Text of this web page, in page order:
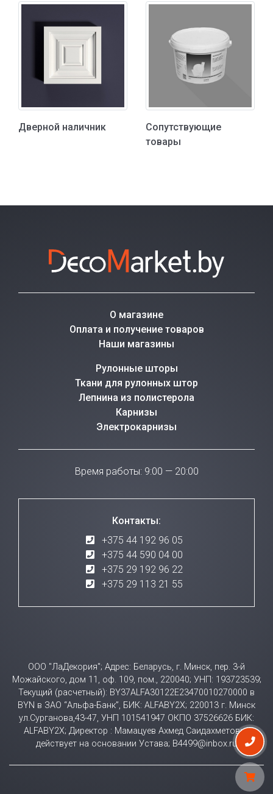
Дверной наличник
Сопутствующие
товары
О магазине
Оплата и получение товаров
Наши магазины
Рулонные шторы
Ткани для рулонных штор
Лепнина из полистерола
Карнизы
Электрокарнизы
Время работы: 9:00 — 20:00
Контакты:
+375 44 192 96 05
+375 44 590 04 00
+375 29 192 96 22
+375 29 113 21 55
ООО "ЛаДекория"; Адрес: Беларусь, г. Минск, пер. 3-й
Можайского, дом 11, оф. 109, пом., 220040; УНП: 193723539;
Текущий (расчетный): BY37ALFA30122E23470010270000 в
BYN в ЗАО “Альфа-Банк”, БИК: ALFABY2X; 220013 г. Минск
ул.Сурганова,43-47, УНП 101541947 ОКПО 37526626 БИК:
ALFABY2X; Директор : Мамацуев Ахмед Саидахметович
действует на основании Устава; B4499@inbox.ru